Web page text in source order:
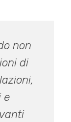
non
di
e